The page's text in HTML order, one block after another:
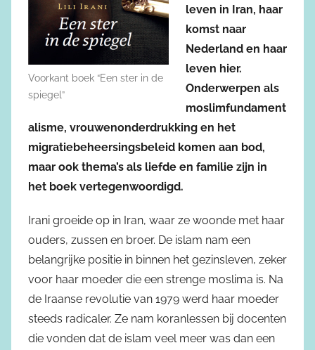
Voorkant boek “Een ster in de
spiegel”
leven in Iran, haar
komst naar
Nederland en haar
leven hier.
Onderwerpen als
moslimfundament
alisme, vrouwenonderdrukking en het
migratiebeheersingsbeleid komen aan bod,
maar ook thema’s als liefde en familie zijn in
het boek vertegenwoordigd.
Irani groeide op in Iran, waar ze woonde met haar
ouders, zussen en broer. De islam nam een
belangrijke positie in binnen het gezinsleven, zeker
voor haar moeder die een strenge moslima is. Na
de Iraanse revolutie van 1979 werd haar moeder
steeds radicaler. Ze nam koranlessen bij docenten
die vonden dat de islam veel meer was dan een